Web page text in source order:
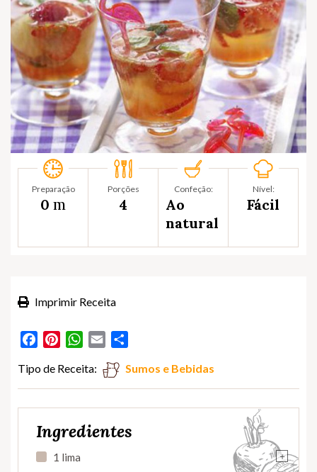
Preparação
0 m
Porções
4
Confeção:
Ao
natural
Nível:
Fácil
Imprimir Receita
FacebookPinterestWhatsApp
Email
Tipo de Receita: Sumos e Bebidas
Ingredientes
+
1 lima